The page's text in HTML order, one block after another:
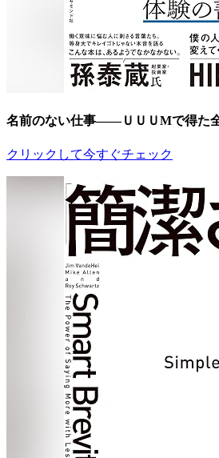
名前のない仕事――ＵＵＵМで得た
クリックして今すぐチェック